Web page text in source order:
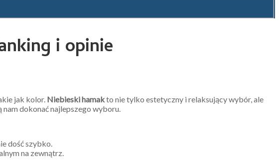
i opinie
jak kolor. Niebieski hamakto nie tylko estetyczny i relaksujący wybór, ale
dokonać najlepszego wyboru.
dość szybko.
na zewnątrz.